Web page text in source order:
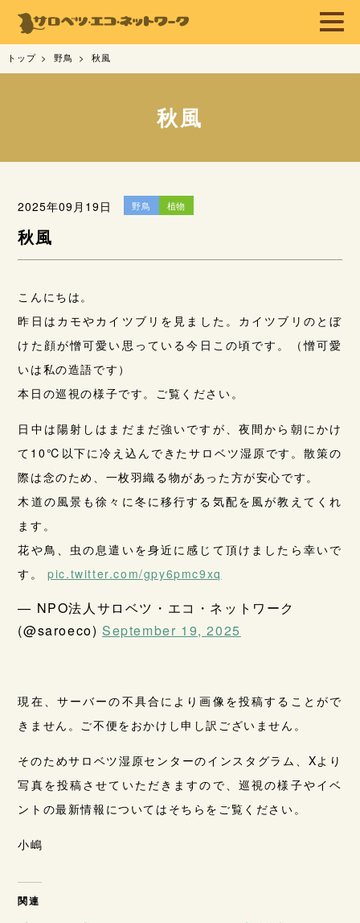
トップ 野鳥 秋風
秋風
2025年09月19日 野鳥 植物
秋風
こんにちは。
昨日はカモやカイツブリを見ました。カイツブリのとぼ
けた顔が憎可愛い思っている今日この頃です。（憎可愛
いは私の造語です）
本日の巡視の様子です。ご覧ください。
日中は陽射しはまだまだ強いですが、夜間から朝にかけ
て10℃以下に冷え込んできたサロベツ湿原です。散策の
際は念のため、一枚羽織る物があった方が安心です。
木道の風景も徐々に冬に移行する気配を風が教えてくれ
ます。
花や鳥、虫の息遣いを身近に感じて頂けましたら幸いで
す。pic.twitter.com/gpy6pmc9xq
— NPO法人サロベツ・エコ・ネットワーク
(@saroeco) September 19, 2025
現在、サーバーの不具合により画像を投稿することがで
きません。ご不便をおかけし申し訳ございません。
そのためサロベツ湿原センターのインスタグラム、Xより
写真を投稿させていただきますので、巡視の様子やイベ
ントの最新情報についてはそちらをご覧ください。
小嶋
関連